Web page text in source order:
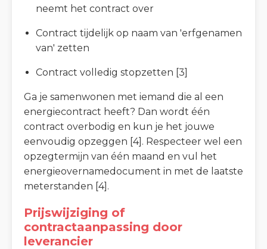
neemt het contract over
Contract tijdelijk op naam van 'erfgenamen
van' zetten
Contract volledig stopzetten [3]
Ga je samenwonen met iemand die al een
energiecontract heeft? Dan wordt één
contract overbodig en kun je het jouwe
eenvoudig opzeggen [4]. Respecteer wel een
opzegtermijn van één maand en vul het
energieovernamedocument in met de laatste
meterstanden [4].
Prijswijziging of
contractaanpassing door
leverancier